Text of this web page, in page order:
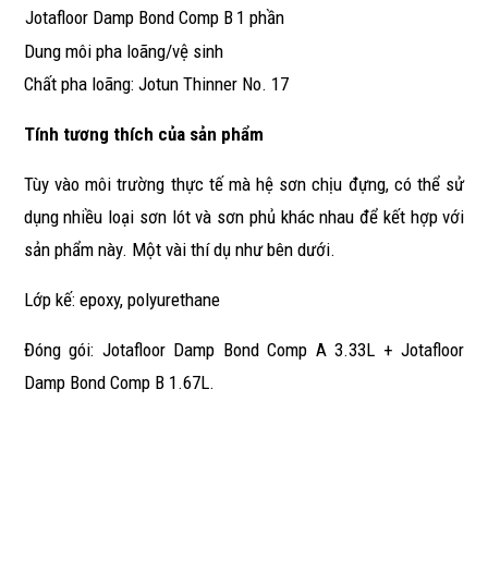
Jotafloor Damp Bond Comp B 1 phần
Dung môi pha loãng/vệ sinh
Chất pha loãng: Jotun Thinner No. 17
Tính tương thích của sản phẩm
Tùy vào môi trường thực tế mà hệ sơn chịu đựng, có thể sử
dụng nhiều loại sơn lót và sơn phủ khác nhau để kết hợp với
sản phẩm này. Một vài thí dụ như bên dưới.
Lớp kế: epoxy, polyurethane
Đóng gói: Jotafloor Damp Bond Comp A 3.33L + Jotafloor
Damp Bond Comp B 1.67L.